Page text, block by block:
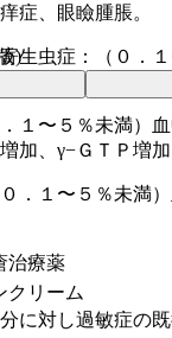
症、眼瞼腫脹。
生虫症：（０．
１〜５％未満）血
加、γ−ＧＴＰ増加
．１〜５％未満
に対し過敏症の既
)
治療薬
クリーム